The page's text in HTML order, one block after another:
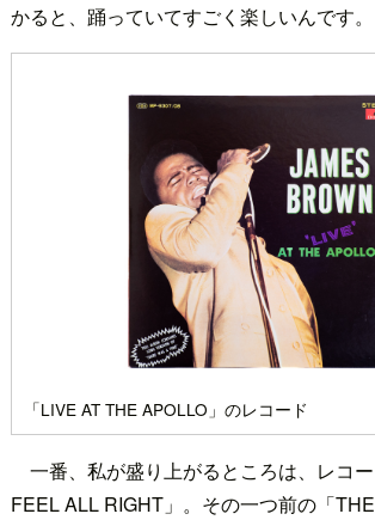
かると、踊っていてすごく楽しいんです。
「LIVE AT THE APOLLO」のレコード
一番、私が盛り上がるところは、レコ
FEEL ALL RIGHT」。その一つ前の「